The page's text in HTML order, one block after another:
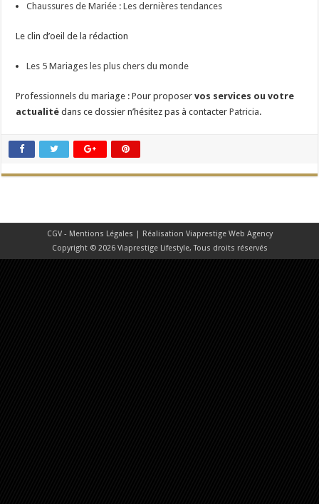
Chaussures de Mariée : Les dernières tendances
Le clin d’oeil de la rédaction
Les 5 Mariages les plus chers du monde
Professionnels du mariage : Pour proposervos services ou votre
actualité dans ce dossier n’hésitez pas à contacterPatricia.
CGV - Mentions Légales | Réalisation Viaprestige Web Agency
Copyright © 2026 Viaprestige Lifestyle, Tous droits réservés